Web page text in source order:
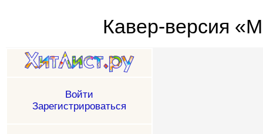
Кавер-версия
Войти
Зарегистрироваться